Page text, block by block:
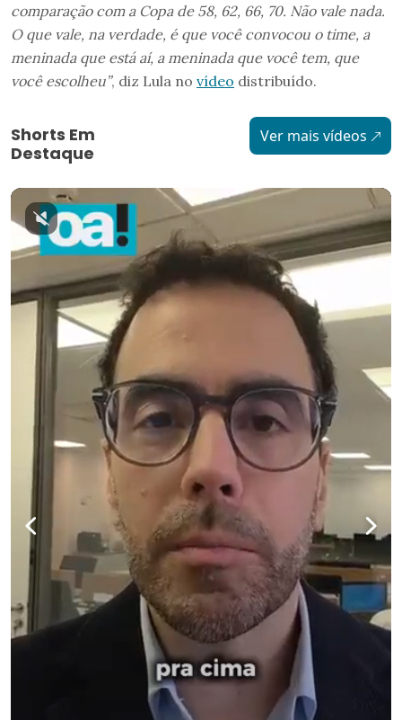
comparação com a Copa de 58, 62, 66, 70. Não vale nada.
O que vale, na verdade, é que você convocou o time, a
meninada que está aí, a meninada que você tem, que
você escolheu”, diz Lula no vídeo distribuído.
Shorts Em
Destaque
Ver mais vídeos